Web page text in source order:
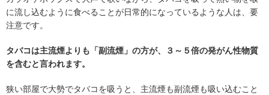
に流し込むように食べることが日常的になっているような人は、要
注意です。
タバコは主流煙よりも「副流煙」の方が、３～５倍の発がん性物質
を含むと言われます。
狭い部屋で大勢でタバコを吸うと、主流煙も副流煙も吸い込むこと